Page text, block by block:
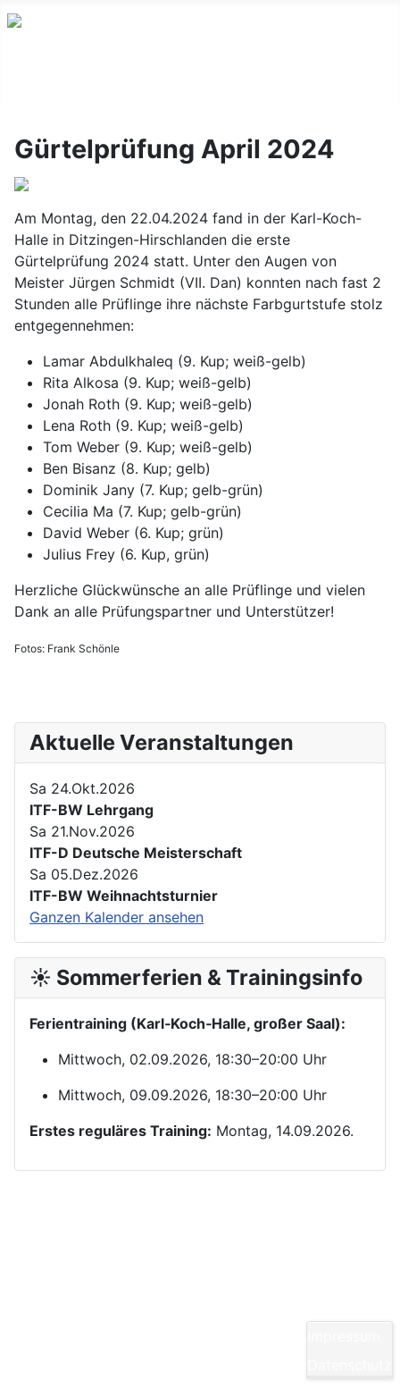
Gürtelprüfung April 2024
Am Montag, den 22.04.2024 fand in der Karl-Koch-
Halle in Ditzingen-Hirschlanden die erste
Gürtelprüfung 2024 statt. Unter den Augen von
Meister Jürgen Schmidt (VII. Dan) konnten nach fast 2
Stunden alle Prüflinge ihre nächste Farbgurtstufe stolz
entgegennehmen:
Lamar Abdulkhaleq (9. Kup; weiß-gelb)
Rita Alkosa (9. Kup; weiß-gelb)
Jonah Roth (9. Kup; weiß-gelb)
Lena Roth (9. Kup; weiß-gelb)
Tom Weber (9. Kup; weiß-gelb)
Ben Bisanz (8. Kup; gelb)
Dominik Jany (7. Kup; gelb-grün)
Cecilia Ma (7. Kup; gelb-grün)
David Weber (6. Kup; grün)
Julius Frey (6. Kup, grün)
Herzliche Glückwünsche an alle Prüflinge und vielen
Dank an alle Prüfungspartner und Unterstützer!
Fotos: Frank Schönle
Aktuelle Veranstaltungen
Sa 24.Okt.2026
ITF-BW Lehrgang
Sa 21.Nov.2026
ITF-D Deutsche Meisterschaft
Sa 05.Dez.2026
ITF-BW Weihnachtsturnier
Ganzen Kalender ansehen
☀️ Sommerferien & Trainingsinfo
Ferientraining (Karl‑Koch‑Halle, großer Saal):
Mittwoch, 02.09.2026, 18:30–20:00 Uhr
Mittwoch, 09.09.2026, 18:30–20:00 Uhr
Erstes reguläres Training: Montag, 14.09.2026.